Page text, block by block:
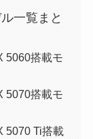
一覧まと
5060搭載モ
5070搭載モ
5070 Ti搭載